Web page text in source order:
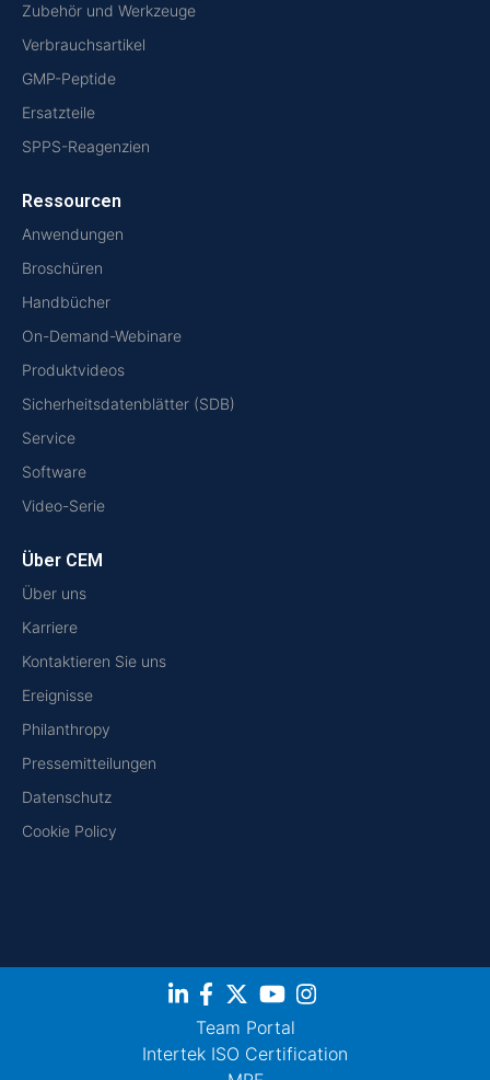
Zubehör und Werkzeuge
Verbrauchsartikel
GMP-Peptide
Ersatzteile
SPPS-Reagenzien
Ressourcen
Anwendungen
Broschüren
Handbücher
On-Demand-Webinare
Produktvideos
Sicherheitsdatenblätter (SDB)
Service
Software
Video-Serie
Über CEM
Über uns
Karriere
Kontaktieren Sie uns
Ereignisse
Philanthropy
Pressemitteilungen
Datenschutz
Cookie Policy
Team Portal
Intertek ISO Certification